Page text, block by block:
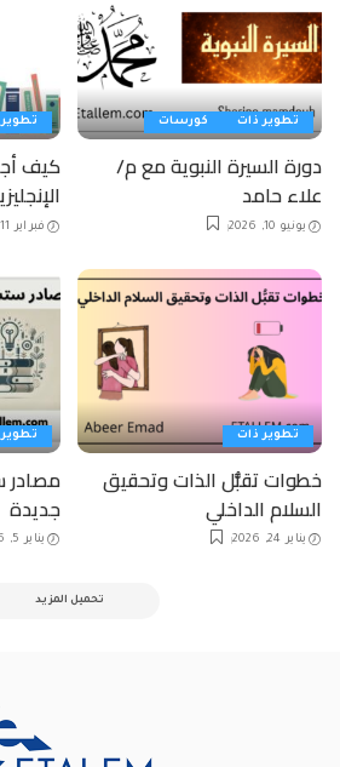
تطوير ذات كورسات
دورة السيرة النبوية مع م/
علاء حامد
يونيو 10, 2026
كيف
فبراير 11, 2026
تطوير ذات
خطوات تقبُّل الذات وتحقيق
السلام الداخلي
يناير 24, 2026
مصادر
جديدة
يناير 5, 2026
تحميل المزيد